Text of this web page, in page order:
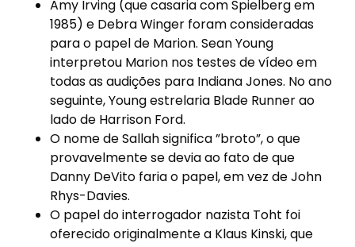
Amy Irving (que casaria com Spielberg em
1985) e Debra Winger foram consideradas
para o papel de Marion. Sean Young
interpretou Marion nos testes de vídeo em
todas as audições para Indiana Jones. No ano
seguinte, Young estrelaria Blade Runner ao
lado de Harrison Ford.
O nome de Sallah significa ”broto”, o que
provavelmente se devia ao fato de que
Danny DeVito faria o papel, em vez de John
Rhys-Davies.
O papel do interrogador nazista Toht foi
oferecido originalmente a Klaus Kinski, que